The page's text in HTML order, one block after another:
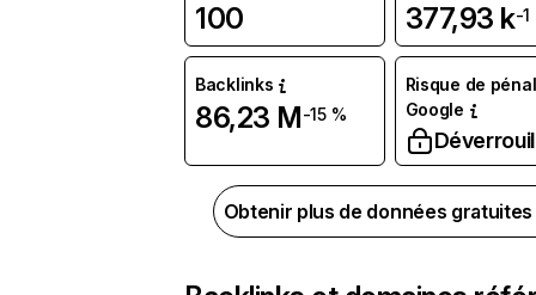
100 377,93 k-1
Backlinks
86,23 M-15 %
Risque de
Google
Obtenir plus de données